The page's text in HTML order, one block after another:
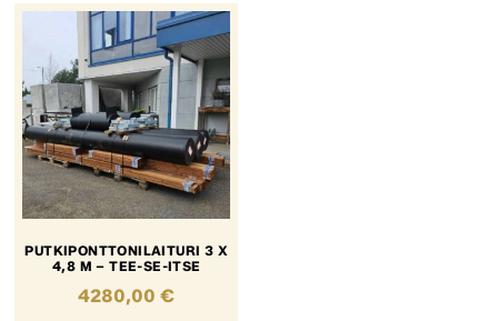
PUTKIPONTTONILAITURI 3 X
4,8 M – TEE-SE-ITSE
4280,00€